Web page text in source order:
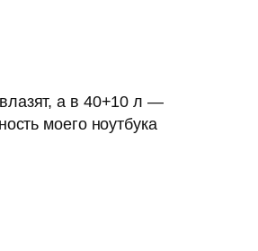
а в 40+10 л —
моего ноутбука